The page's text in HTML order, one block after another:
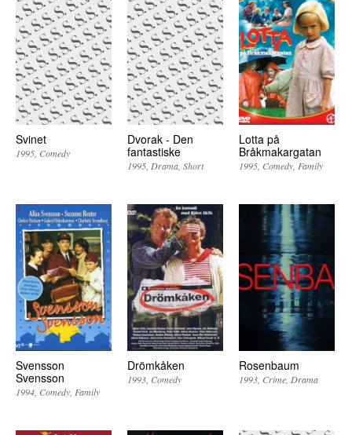
Svinet
1995 Comedy
Dvorak - Den
fantastiske
1995 Drama Short
Lotta på
Bråkmakargatan
1995 Comedy Family
Svensson
Svensson
1994 Comedy Family
Drömkåken
1993 Comedy
Rosenbaum
1993 Crime Drama